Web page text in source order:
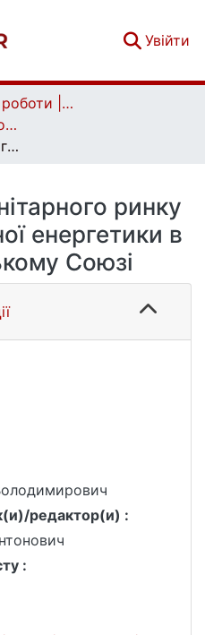
Увійти
Кваліфікаційні роботи | Qualifying works
Дисертації | Dissertations
Розвиток комунітарного ринку відновлювальної енергетики в Європейському Союзі
ринку
енергетики в
Союзі
редактор(и) :
: